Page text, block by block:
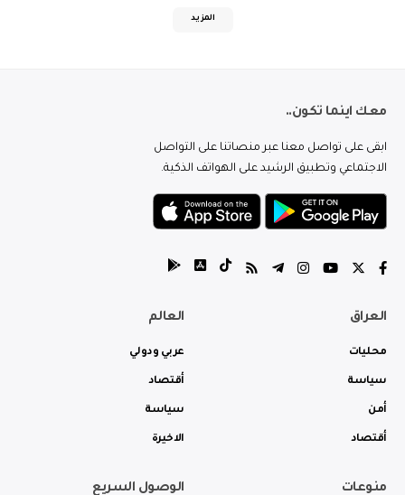
المزيد
معك اينما تكون..
ابقى على تواصل معنا عبر منصاتنا على التواصل
الاجتماعي وتطبيق الرشيد على الهواتف الذكية.
العراق
محليات
سياسة
أمن
أقتصاد
العالم
عربي ودولي
أقتصاد
سياسة
الاخيرة
منوعات الوصول السريع